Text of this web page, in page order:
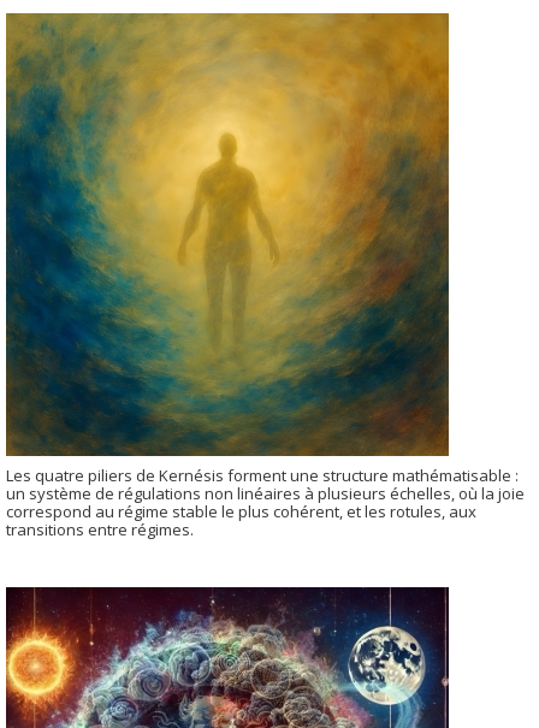
Les quatre piliers de Kernésis forment une structure mathématisable :
un système de régulations non linéaires à plusieurs échelles, où la joie
correspond au régime stable le plus cohérent, et les rotules, aux
transitions entre régimes.